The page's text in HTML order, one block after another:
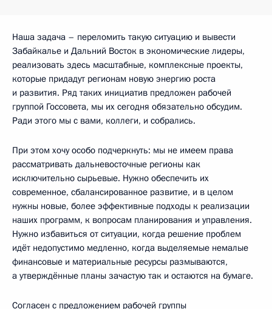
Наша задача – переломить такую ситуацию и вывести
Забайкалье и Дальний Восток в экономические лидеры,
реализовать здесь масштабные, комплексные проекты,
которые придадут регионам новую энергию роста
и развития. Ряд таких инициатив предложен рабочей
группой Госсовета, мы их сегодня обязательно обсудим.
Ради этого мы с вами, коллеги, и собрались.
При этом хочу особо подчеркнуть: мы не имеем права
рассматривать дальневосточные регионы как
исключительно сырьевые. Нужно обеспечить их
современное, сбалансированное развитие, и в целом
нужны новые, более эффективные подходы к реализации
наших программ, к вопросам планирования и управления.
Нужно избавиться от ситуации, когда решение проблем
идёт недопустимо медленно, когда выделяемые немалые
финансовые и материальные ресурсы размываются,
а утверждённые планы зачастую так и остаются на бумаге.
Согласен с предложением рабочей группы